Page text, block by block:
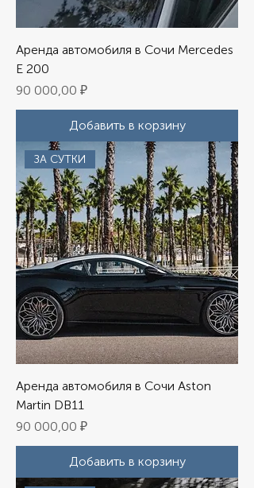
Аренда автомобиля в Сочи Mercedes
E 200
Цена
90 000,00 ₽
Добавить в корзину
ЗА СУТКИ
Аренда автомобиля в Сочи Aston
Martin DB11
Цена
90 000,00 ₽
Добавить в корзину